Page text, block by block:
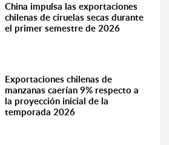
China impulsa las exportaciones
chilenas de ciruelas secas durante
el primer semestre de 2026
Exportaciones chilenas de
manzanas caerían 9% respecto a
la proyección inicial de la
temporada 2026